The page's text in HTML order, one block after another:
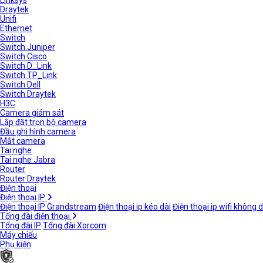
Draytek
Unifi
Ethernet
Switch
Switch Juniper
Switch Cisco
Switch D_Link
Switch TP_Link
Switch Dell
Switch Draytek
H3C
Camera giám sát
Lắp đặt trọn bộ camera
Đầu ghi hình camera
Mắt camera
Tai nghe
Tai nghe Jabra
Router
Router Draytek
Điện thoại
Điện thoại IP
Điện thoại IP Grandstream Điện thoại ip kéo dài Điện thoại ip wifi không
Tổng đài điện thoại
Tổng đài IP Tổng đài Xorcom
Máy chiếu
Phụ kiện